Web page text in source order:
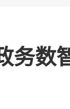
务数